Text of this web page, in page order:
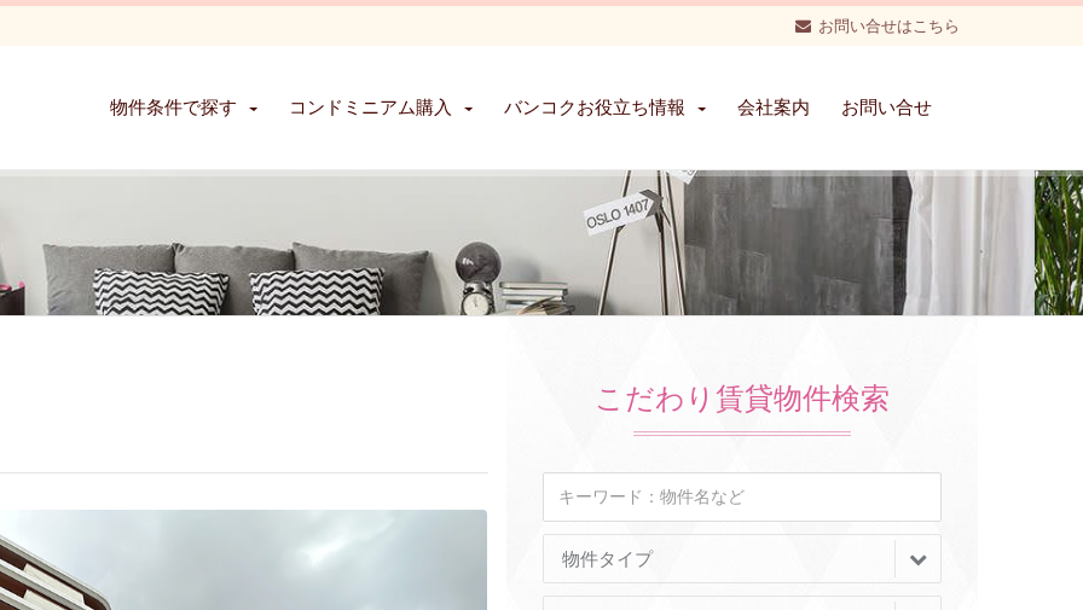
お問い合せはこちら
物件条件で探す コンドミニアム購入 バンコクお役立ち情報 会社案内 お問い合せ
こだわり賃貸物件検索
物件タイプ